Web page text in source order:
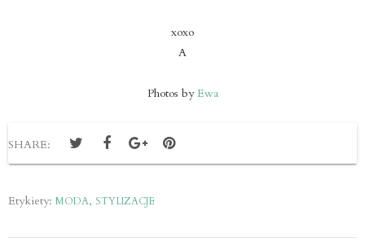
xoxo
A
Photos byEwa
SHARE:
Etykiety: MODA, STYLIZACJE